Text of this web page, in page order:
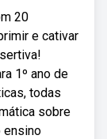
20
e cativar
1º ano de
todas
sobre
ensino